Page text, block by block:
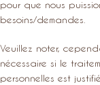
pour que nous
besoins/demandes.
Veuillez noter,
nécessaire si le
personnelles est